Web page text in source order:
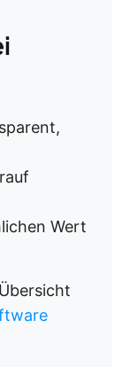
Wert